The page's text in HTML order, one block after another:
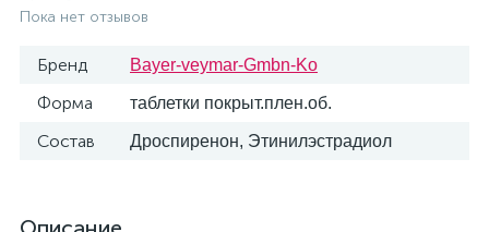
Пока нет отзывов
Бренд Bayer-veymar-Gmbn-Ko
Форма таблетки покрыт.плен.об.
Состав Дроспиренон, Этинилэстрадиол